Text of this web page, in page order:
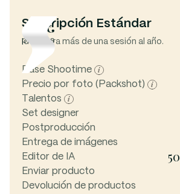
Suscripción Estándar
Ideal para más de una sesión al año.
Pase Shootime
Precio por foto (Packshot)
Talentos
Set designer
Postproducción
Entrega de imágenes
Editor de IA
50
Enviar producto
Devolución de productos
36€
por mes